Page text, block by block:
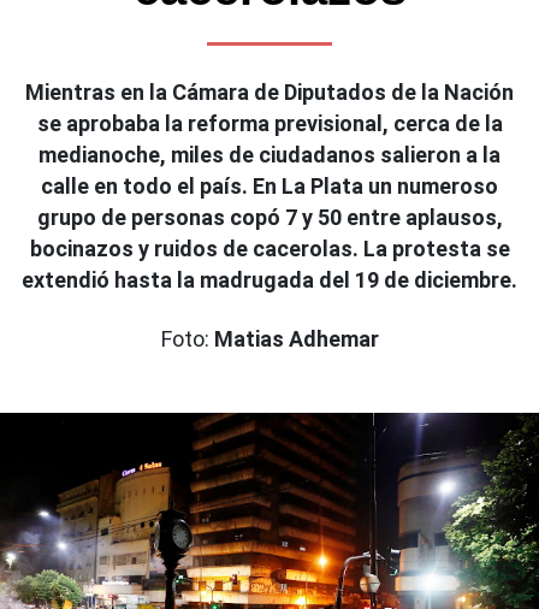
Mientras en la Cámara de Diputados de la Nación
se aprobaba la reforma previsional, cerca de la
medianoche, miles de ciudadanos salieron a la
calle en todo el país. En La Plata un numeroso
grupo de personas copó 7 y 50 entre aplausos,
bocinazos y ruidos de cacerolas. La protesta se
extendió hasta la madrugada del 19 de diciembre.
Foto: Matias Adhemar